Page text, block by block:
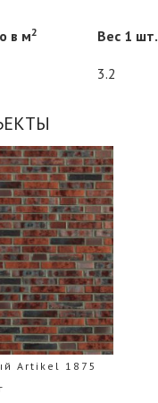
в м2 Вес 1 шт.
3.2
Rotbunt Гамбург